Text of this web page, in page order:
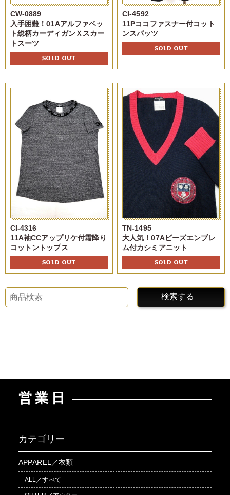
CW-0889
入手困難！01Aアルファベッ
ト総柄カーディガンＸスカー
トスーツ
SOLD OUT
CI-4592
11Pココファスナー付コット
ンスパッツ
SOLD OUT
CI-4316
11A袖CCアップリケ付霜降り
コットントップス
SOLD OUT
TN-1495
大人気！07Aビーズエンブレ
ム付カシミアニット
SOLD OUT
検索する
営業日
カテゴリー
APPAREL／衣類
ALL／すべて